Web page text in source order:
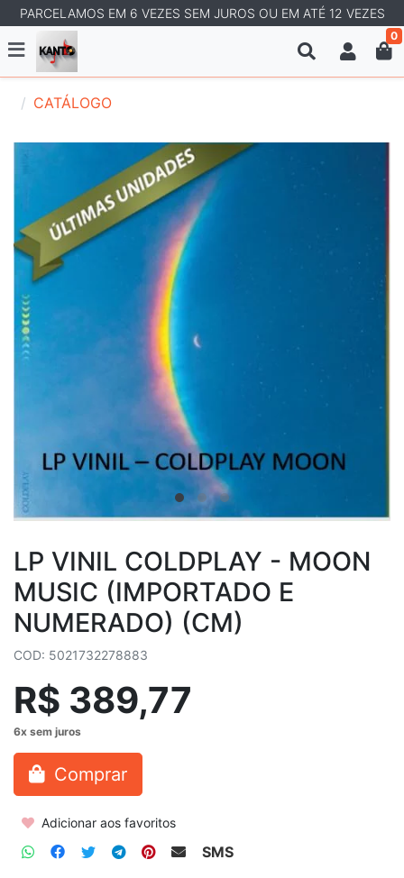
PARCELAMOS EM 6 VEZES SEM JUROS OU EM ATÉ 12 VEZES
0
CATÁLOGO
LP VINIL COLDPLAY - MOON
MUSIC (IMPORTADO E
NUMERADO) (CM)
COD: 5021732278883
R$ 389,77
Comprar
Adicionar aos favoritos
SMS